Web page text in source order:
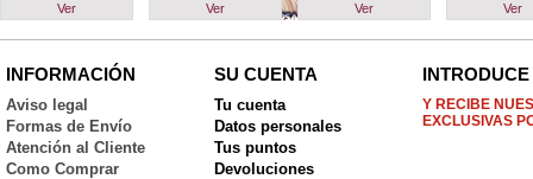
Ver
Ver
Ver
Ver
INFORMACIÓN
Aviso legal
Formas de Envío
Atención al Cliente
Como Comprar
SU CUENTA
Tu cuenta
Datos personales
Tus puntos
Devoluciones
Y RECIBE
EXCLUSIVAS